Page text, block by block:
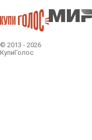
© 2013 - 2026
КупиГолос